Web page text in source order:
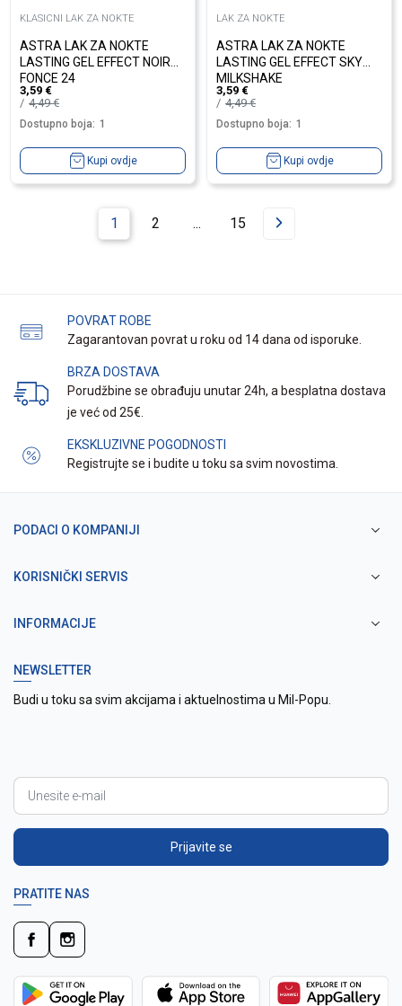
KLASICNI LAK ZA NOKTE
ASTRA LAK ZA NOKTE
LASTING GEL EFFECT NOIR
FONCE 24
3,59 €
4,49€
Dostupno boja: 1
Kupi ovdje
LAK ZA NOKTE
ASTRA LAK ZA NOKTE
LASTING GEL EFFECT SKY
MILKSHAKE
3,59 €
4,49€
Dostupno boja: 1
Kupi ovdje
1 2 ... 15
POVRAT ROBE
Zagarantovan povrat u roku od 14 dana od isporuke.
BRZA DOSTAVA
Porudžbine se obrađuju unutar 24h, a besplatna dostava
je već od 25€.
EKSKLUZIVNE POGODNOSTI
Registrujte se i budite u toku sa svim novostima.
PODACI O KOMPANIJI
KORISNIČKI SERVIS
INFORMACIJE
NEWSLETTER
Budi u toku sa svim akcijama i aktuelnostima u Mil-Popu.
Prijavite se
PRATITE NAS